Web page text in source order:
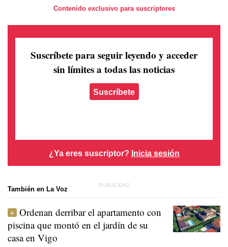
Contenido exclusivo para suscriptores
Suscríbete para seguir leyendo y acceder
sin límites a todas las noticias
Suscríbete
¿Ya eres suscriptor? Inicia sesión
También en La Voz
Ordenan derribar el apartamento con
piscina que montó en el jardín de su
casa en Vigo